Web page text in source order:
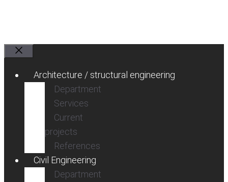
Architecture / structural engineering
Department
Services
Current
projects
References
Civil Engineering
Department